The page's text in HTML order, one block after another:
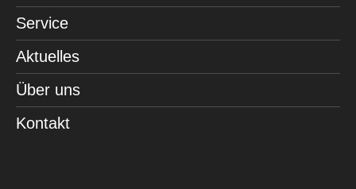
Service
Aktuelles
Über uns
Kontakt